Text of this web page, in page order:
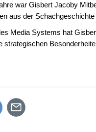
war Gisbert Jacoby
aus der
Media Systems hat
strategischen